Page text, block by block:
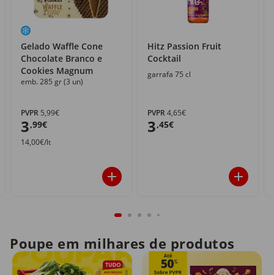
Gelado Waffle Cone
Chocolate Branco e
Cookies Magnum
emb. 285 gr (3 un)
PVPR 5,99€
3,99€
14,00€/lt
Hitz Passion Fruit
Cocktail
garrafa 75 cl
PVPR4,65€
3,45€
Poupe em milhares de produtos